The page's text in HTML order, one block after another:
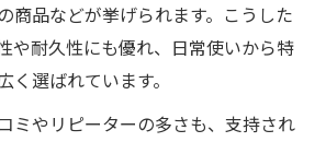
商品などが挙げられます。こうした
や耐久性にも優れ、日常使いから特
く選ばれています。
ミやリピーターの多さも、支持され